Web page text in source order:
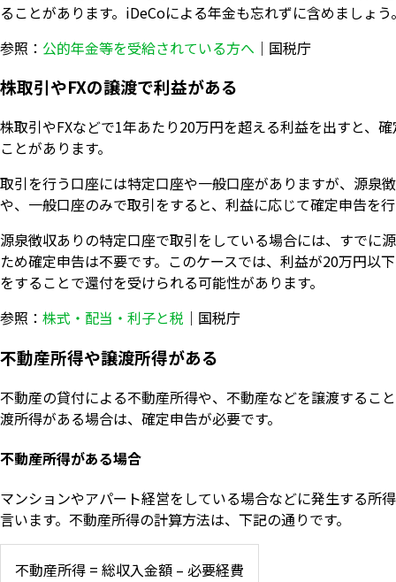
ることがあります。iDeCoによる年金も忘れずに含めましょう
参照： 公的年金等を受給されている方へ ｜国税庁
株取引やFXの譲渡で利益がある
株取引やFXなどで1年あたり20万円を超える利益を出すと、
ことがあります。
取引を行う口座には特定口座や一般口座がありますが、源泉
や、一般口座のみで取引をすると、利益に応じて確定申告を
源泉徴収ありの特定口座で取引をしている場合には、すでに
ため確定申告は不要です。このケースでは、利益が20万円以
をすることで還付を受けられる可能性があります。
参照： 株式・配当・利子と税 ｜国税庁
不動産所得や譲渡所得がある
不動産の貸付による不動産所得や、不動産などを譲渡するこ
渡所得がある場合は、確定申告が必要です。
不動産所得がある場合
マンションやアパート経営をしている場合などに発生する所
言います。不動産所得の計算方法は、下記の通りです。
不動産所得 = 総収入金額 – 必要経費